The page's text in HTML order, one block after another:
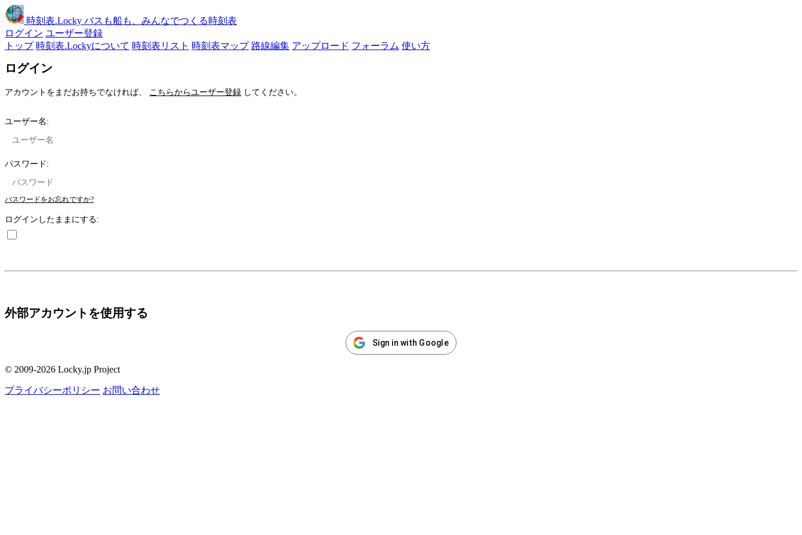
時刻表.Locky バスも船も、みんなでつくる時刻表
ログイン ユーザー登録
トップ 時刻表.Lockyについて 時刻表リスト 時刻表マップ 路線編集 アップロード フォーラム 使い方
ログイン
アカウントをまだお持ちでなければ、 こちらからユーザー登録 してください。
ユーザー名:
パスワード:
パスワードをお忘れですか?
ログインしたままにする:
外部アカウントを使用する
Sign in with Google
© 2009-2026 Locky.jp Project
プライバシーポリシー お問い合わせ